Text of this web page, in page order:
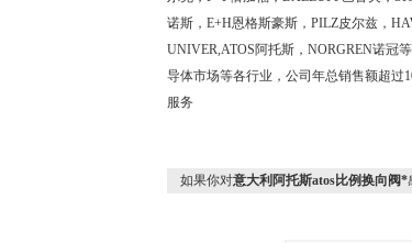
诺斯，E+H恩格斯豪斯，PILZ皮尔兹，
UNIVER,ATOS阿托斯，NORGREN诺冠
导体市场等各行业，公司年总销售额超过
服务
如果你对意大利阿托斯atos比例换向阀*